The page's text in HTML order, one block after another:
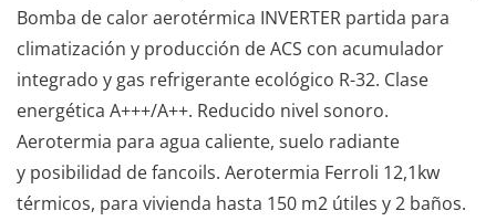
Bomba de calor aerotérmica INVERTER partida para
climatización y producción de ACS con acumulador
integrado y gas refrigerante ecológico R-32. Clase
energética A+++/A++. Reducido nivel sonoro.
Aerotermia para agua caliente, suelo radiante
y posibilidad de fancoils. Aerotermia Ferroli 12,1kw
térmicos, para vivienda hasta 150 m2 útiles y 2 baños.